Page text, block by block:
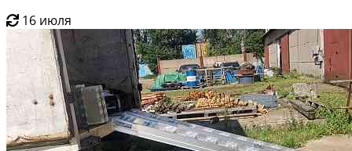
16 июля